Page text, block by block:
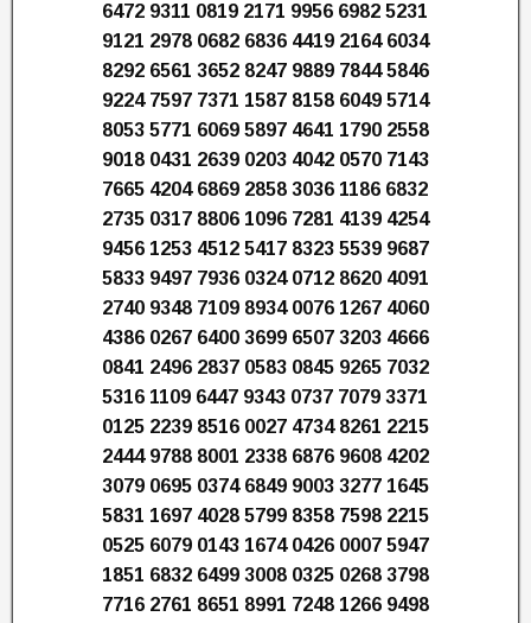
6472 9311 0819 2171 9956 6982 5231
9121 2978 0682 6836 4419 2164 6034
8292 6561 3652 8247 9889 7844 5846
9224 7597 7371 1587 8158 6049 5714
8053 5771 6069 5897 4641 1790 2558
9018 0431 2639 0203 4042 0570 7143
7665 4204 6869 2858 3036 1186 6832
2735 0317 8806 1096 7281 4139 4254
9456 1253 4512 5417 8323 5539 9687
5833 9497 7936 0324 0712 8620 4091
2740 9348 7109 8934 0076 1267 4060
4386 0267 6400 3699 6507 3203 4666
0841 2496 2837 0583 0845 9265 7032
5316 1109 6447 9343 0737 7079 3371
0125 2239 8516 0027 4734 8261 2215
2444 9788 8001 2338 6876 9608 4202
3079 0695 0374 6849 9003 3277 1645
5831 1697 4028 5799 8358 7598 2215
0525 6079 0143 1674 0426 0007 5947
1851 6832 6499 3008 0325 0268 3798
7716 2761 8651 8991 7248 1266 9498